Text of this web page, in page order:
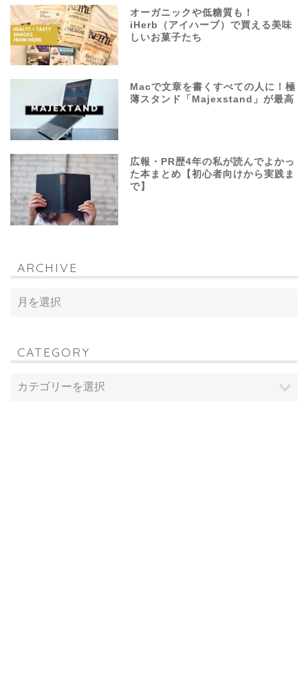
オーガニックや低糖質も！
iHerb（アイハーブ）で買える美味
しいお菓子たち
Macで文章を書くすべての人に！極
薄スタンド「Majexstand」が最高
広報・PR歴4年の私が読んでよかっ
た本まとめ【初心者向けから実践ま
で】
ARCHIVE
CATEGORY